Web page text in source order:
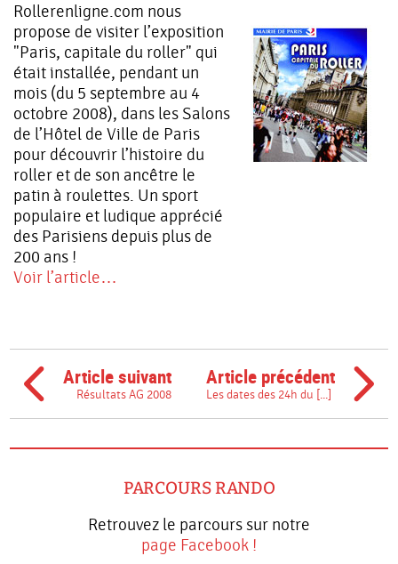
Rollerenligne.com nous
propose de visiter l’exposition
"Paris, capitale du roller" qui
était installée, pendant un
mois (du 5 septembre au 4
octobre 2008), dans les Salons
de l’Hôtel de Ville de Paris
pour découvrir l’histoire du
roller et de son ancêtre le
patin à roulettes. Un sport
populaire et ludique apprécié
des Parisiens depuis plus de
200 ans !
Voir l’article…
Article suivant
Résultats AG 2008
Article précédent
Les dates des 24h du [...]
PARCOURS RANDO
Retrouvez le parcours sur notre
page Facebook !